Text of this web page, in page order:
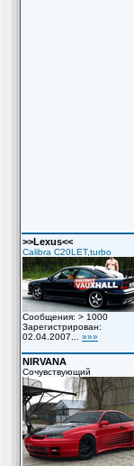
>>Lexus<<
Calibra C20LET,turbo
Сообщения: > 1000
Зарегистрирован:
02.04.2007... »»»
NIRVANA
Сочувствующий